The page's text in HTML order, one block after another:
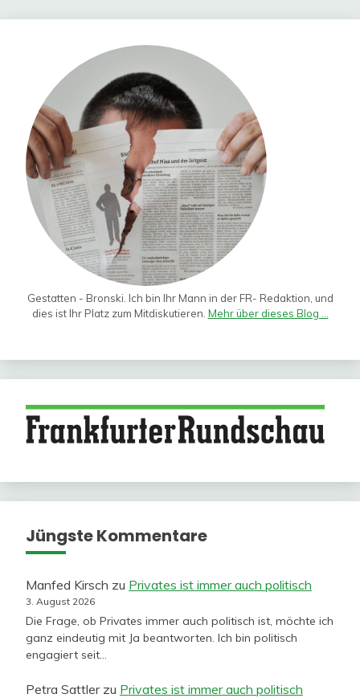
Gestatten - Bronski. Ich bin Ihr Mann in der FR- Redaktion, und
dies ist Ihr Platz zum Mitdiskutieren. Mehr über dieses Blog ...
Jüngste Kommentare
Manfed Kirsch zu Privates ist immer auch politisch
3. August 2026
Die Frage, ob Privates immer auch politisch ist, möchte ich
ganz eindeutig mit Ja beantworten. Ich bin politisch
engagiert seit…
Petra Sattlerzu Privates ist immer auch politisch